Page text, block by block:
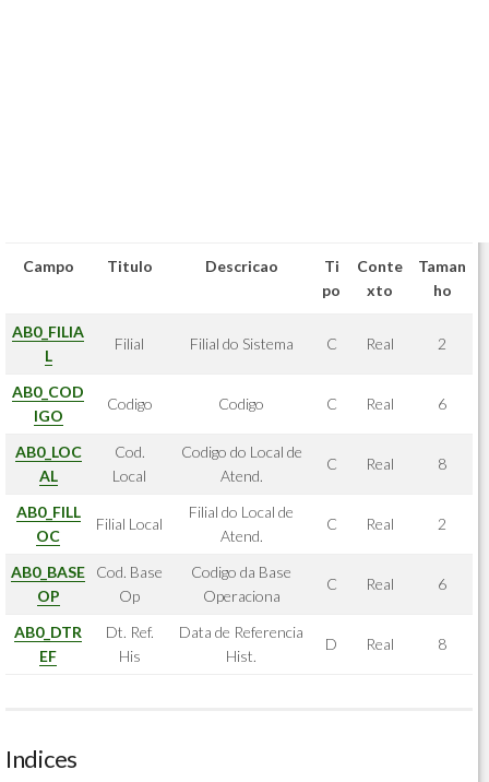
Campo Titulo Descricao
Ti
po
Conte
xto
Taman
ho
AB0_FILIA
L
Filial Filial do Sistema C Real 2
AB0_COD
IGO
Codigo Codigo C Real 6
AB0_LOC
AL
Cod.
Local
Codigo do Local de
Atend.
C Real 8
AB0_FILL
OC
Filial Local
Filial do Local de
Atend.
C Real 2
AB0_BASE
OP
Cod. Base
Op
Codigo da Base
Operaciona
C Real 6
AB0_DTR
EF
Dt. Ref.
His
Data de Referencia
Hist.
D Real 8
Indices